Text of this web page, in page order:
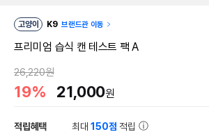
고양이 K9 브랜드관 이동
프리미엄 습식 캔 테스트 팩 A
26,220원
19% 21,000원
적립혜택 최대150점 적립